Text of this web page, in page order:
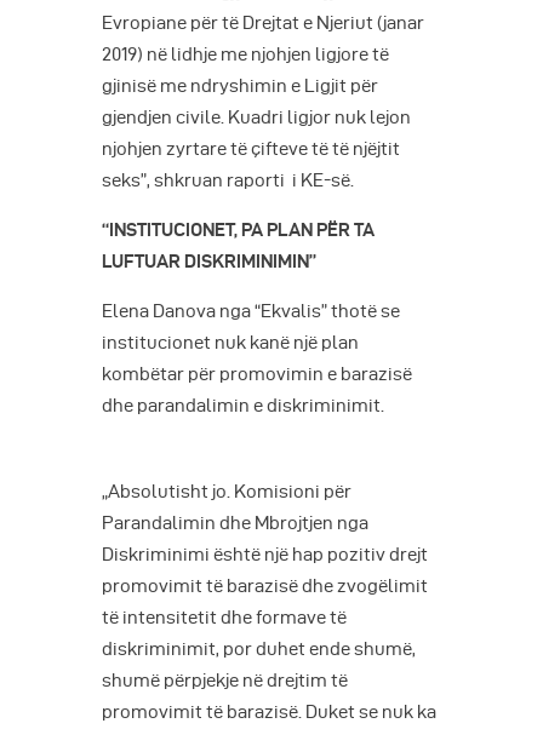
Evropiane për të Drejtat e Njeriut (janar
2019) në lidhje me njohjen ligjore të
gjinisë me ndryshimin e Ligjit për
gjendjen civile. Kuadri ligjor nuk lejon
njohjen zyrtare të çifteve të të njëjtit
seks”, shkruan raporti i KE-së.
“INSTITUCIONET, PA PLAN PËR TA
LUFTUAR DISKRIMINIMIN”
Elena Danova nga “Ekvalis” thotë se
institucionet nuk kanë një plan
kombëtar për promovimin e barazisë
dhe parandalimin e diskriminimit.
„Absolutisht jo. Komisioni për
Parandalimin dhe Mbrojtjen nga
Diskriminimi është një hap pozitiv drejt
promovimit të barazisë dhe zvogëlimit
të intensitetit dhe formave të
diskriminimit, por duhet ende shumë,
shumë përpjekje në drejtim të
promovimit të barazisë. Duket se nuk ka